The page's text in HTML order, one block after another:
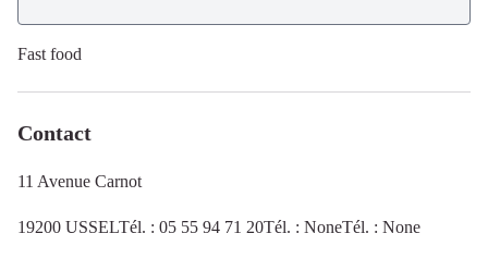
Fast food
Contact
11 Avenue Carnot
19200 USSELTél. : 05 55 94 71 20Tél. : NoneTél. : None